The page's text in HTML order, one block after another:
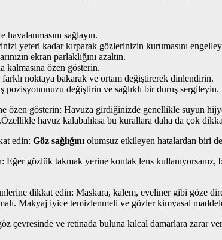
havalanmasını sağlayın.
yeteri kadar kırparak gözlerinizin kurumasını
ekran parlaklığını azaltın.
kalmasına özen gösterin.
noktaya bakarak ve ortam değiştirerek dinlendirin.
pozisyonunuzu değiştirin ve sağlıklı bir duruş sergileyin.
gösterin: Havuza girdiğinizde genellikle suyun
havuz kalabalıksa bu kurallara daha da çok
edin: Göz sağlığını olumsuz etkileyen hatalardan biri
gözlük takmak yerine kontak lens kullanıyorsanız,
dikkat edin: Maskara, kalem, eyeliner gibi göze
Makyaj iyice temizlenmeli ve gözler kimyasal
ve retinada buluna kılcal damarlara zarar